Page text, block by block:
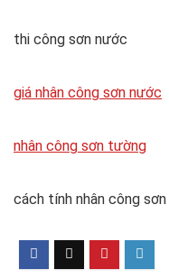
thi công sơn nước
giá nhân công sơn nước
nhân công sơn tường
cách tính nhân công sơn